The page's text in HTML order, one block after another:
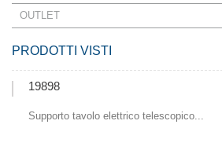
OUTLET
PRODOTTI VISTI
19898
Supporto tavolo elettrico telescopico...